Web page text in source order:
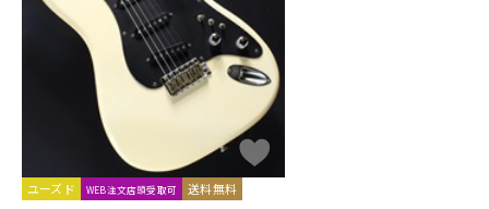
DJ機器
ユーズド WEB注文店頭受取可 送料無料